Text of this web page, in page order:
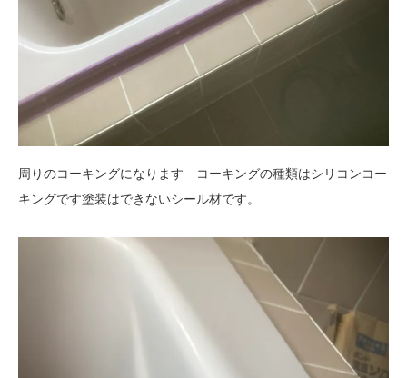
周りのコーキングになります コーキングの種類はシリコンコー
キングです塗装はできないシール材です。